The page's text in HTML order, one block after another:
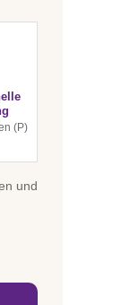
(P)
und